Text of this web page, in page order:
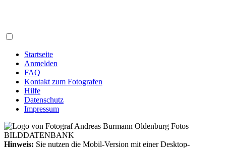
Startseite
Anmelden
FAQ
Kontakt zum Fotografen
Hilfe
Datenschutz
Impressum
Hinweis: Sie nutzen die Mobil-Version mit einer Desktop-